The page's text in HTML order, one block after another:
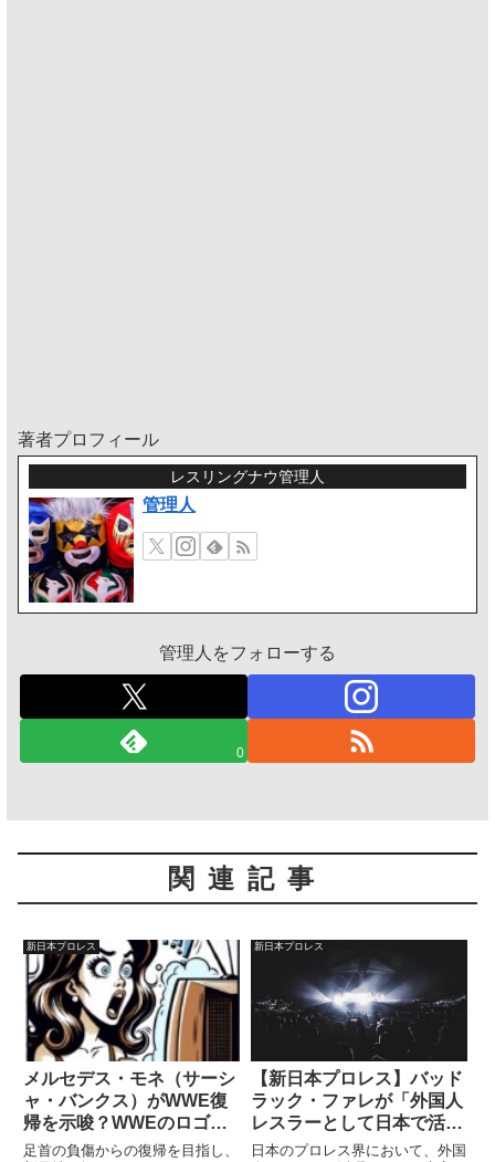
著者プロフィール
レスリングナウ管理人
管理人
管理人をフォローする
0
関連記事
新日本プロレス
メルセデス・モネ（サーシ
ャ・バンクス）がWWE復
帰を示唆？WWEのロゴ入
りグッズを拡散
足首の負傷からの復帰を目指し、
新日本プロレス
【新日本プロレス】バッド
ラック・ファレが「外国人
レスラーとして日本で活動
することの苦労」を語る。
日本のプロレス界において、外国